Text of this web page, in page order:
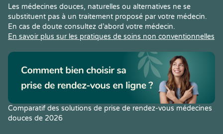
Les médecines douces, naturelles ou alternatives ne se
substituent pas à un traitement proposé par votre médecin.
En cas de doute consultez d’abord votre médecin.
En savoir plus sur les pratiques de soins non conventionnelles
Comparatif des solutions de prise de rendez-vous médecines
douces de 2026